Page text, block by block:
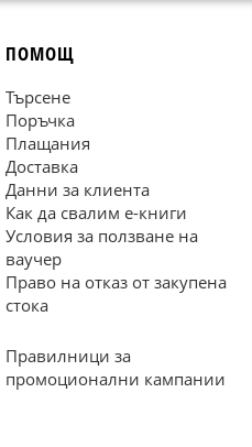
ПОМОЩ
Търсене
Поръчка
Плащания
Доставка
Данни за клиента
Как да свалим е-книги
Условия за ползване на
ваучер
Право на отказ от закупена
стока
Правилници за
промоционални кампании